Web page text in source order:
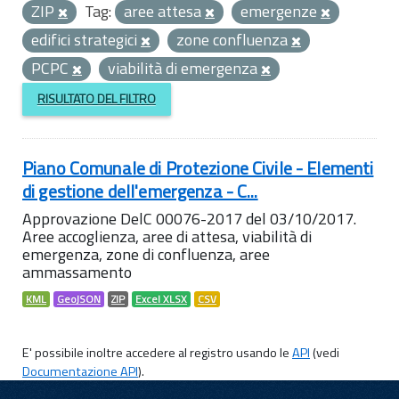
ZIP
Tag: aree attesa
emergenze
edifici strategici
zone confluenza
PCPC
viabilità di emergenza
RISULTATO DEL FILTRO
Piano Comunale di Protezione Civile - Elementi
di gestione dell'emergenza - C...
Approvazione DelC 00076-2017 del 03/10/2017.
Aree accoglienza, aree di attesa, viabilità di
emergenza, zone di confluenza, aree
ammassamento
KML GeoJSON ZIP Excel XLSX CSV
E' possibile inoltre accedere al registro usando leAPI(vedi
Documentazione API).